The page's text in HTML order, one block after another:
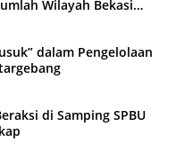
Wilayah Bekasi
dalam Pengelolaan
di Samping SPBU